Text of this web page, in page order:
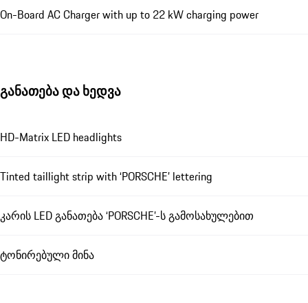
On-Board AC Charger with up to 22 kW charging power
განათება და ხედვა
HD-Matrix LED headlights
Tinted taillight strip with ‘PORSCHE’ lettering
კარის LED განათება ‘PORSCHE’-ს გამოსახულებით
ტონირებული მინა